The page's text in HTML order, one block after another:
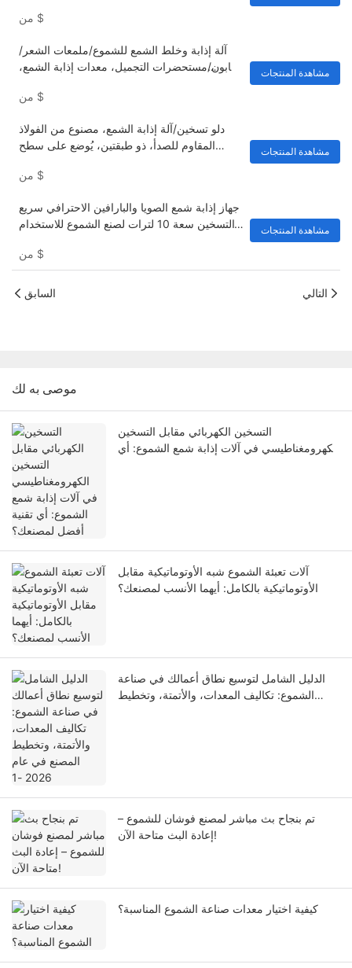
$
آلة إذابة وخلط الشمع للشموع/ملمعات الشعر/
صابون/مستحضرات التجميل، معدات إذابة الشمع،
صناعة
$
مشاهدة المنتجات
دلو تسخين/آلة إذابة الشمع، مصنوع من الفولاذ
المقاوم للصدأ، ذو طبقتين، يُوضع على سطح
$
مشاهدة المنتجات
جهاز إذابة شمع الصويا والبارافين الاحترافي سريع
التسخين سعة 10 لترات لصنع الشموع للاستخدام
$
مشاهدة المنتجات
السابق التالي
موصى به لك
التسخين الكهربائي مقابل التسخين
الكهرومغناطيسي في آلات إذابة شمع الشموع: أي
آلات تعبئة الشموع شبه الأوتوماتيكية مقابل
الأوتوماتيكية بالكامل: أيهما الأنسب لمصنعك؟
الدليل الشامل لتوسيع نطاق أعمالك في صناعة
الشموع: تكاليف المعدات، والأتمتة، وتخطيط
تم بنجاح بث مباشر لمصنع فوشان للشموع –
إعادة البث متاحة الآن!
كيفية اختيار معدات صناعة الشموع المناسبة؟